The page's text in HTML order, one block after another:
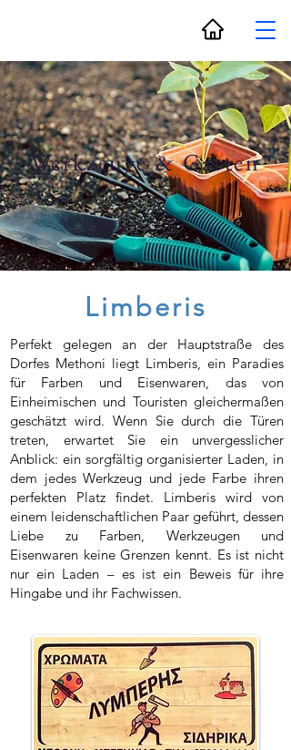
Werkzeuge & Garten
Limberis
Perfekt gelegen an der Hauptstraße des
Dorfes Methoni liegt Limberis, ein Paradies
für Farben und Eisenwaren, das von
Einheimischen und Touristen gleichermaßen
geschätzt wird. Wenn Sie durch die Türen
treten, erwartet Sie ein unvergesslicher
Anblick: ein sorgfältig organisierter Laden, in
dem jedes Werkzeug und jede Farbe ihren
perfekten Platz findet. Limberis wird von
einem leidenschaftlichen Paar geführt, dessen
Liebe zu Farben, Werkzeugen und
Eisenwaren keine Grenzen kennt. Es ist nicht
nur ein Laden – es ist ein Beweis für ihre
Hingabe und ihr Fachwissen.